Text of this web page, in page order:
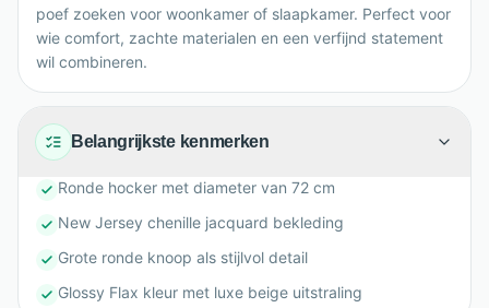
poef zoeken voor woonkamer of slaapkamer. Perfect voor
wie comfort, zachte materialen en een verfijnd statement
wil combineren.
Belangrijkste kenmerken
Ronde hocker met diameter van 72 cm
New Jersey chenille jacquard bekleding
Grote ronde knoop als stijlvol detail
Glossy Flax kleur met luxe beige uitstraling